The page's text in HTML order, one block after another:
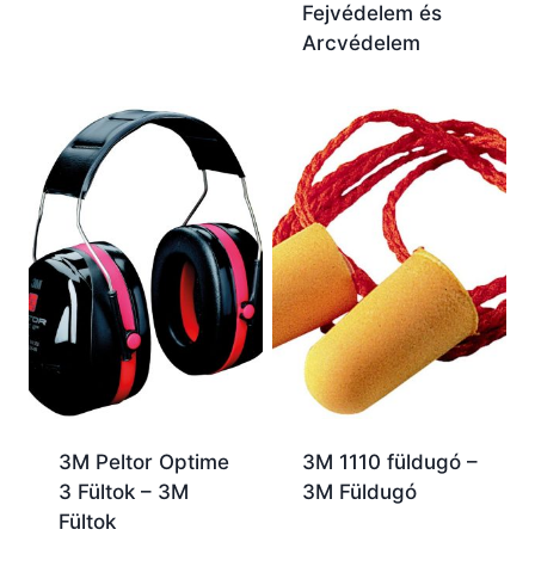
Fejvédelem és
Arcvédelem
3M Peltor Optime
3 Fültok – 3M
Fültok
3M 1110 füldugó –
3M Füldugó